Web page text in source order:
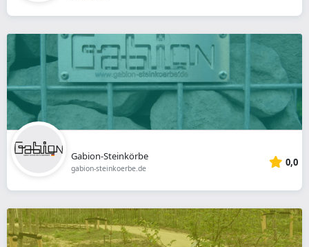
Gabion-Steinkörbe
gabion-steinkoerbe.de 0,0